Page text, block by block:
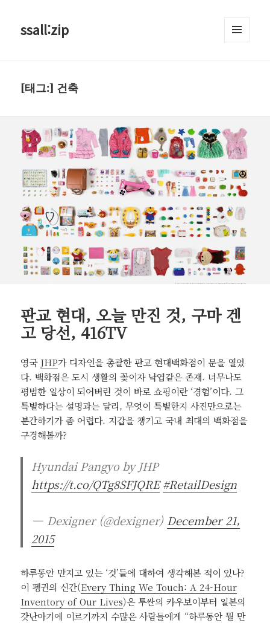
ssall:zip
[태그:] 건축
판교 현대, 오늘 만진 것, 구마 겐
고 당선, 416TV
영국 JHP가 디자인을 총괄한 판교 현대백화점이 문을 열었
다. 백화점은 도시 생활의 꽃이자 낙엽같은 존재. 너무나도
평범한 일상이 되어버린 것이 바로 쇼핑이란 ‘경험’이다. 그
특별하다는 설명과는 달리, 무엇이 특별한지 사진만으로는
분간하기가 좀 어렵다. 지갑을 챙기고 국내 최대의 백화점을
구경해볼까?
Hyundai Pangyo by JHP
https://t.co/QTg8SFJQRE #RetailDesign
— Dexigner (@dexigner) December 21,
2015
하루동안 만지고 있는 ‘것’들에 대하여 생각해본 적이 있나?
이 펭귄의 신간(Every Thing We Touch: A 24-Hour
Inventory of Our Lives)은 투싼의 카우보이부터 일본의
갓난아기에 이르기까지 수많은 사람들에게 “하루동안 뭘 만